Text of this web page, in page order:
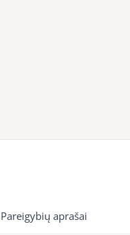
Pareigybių aprašai